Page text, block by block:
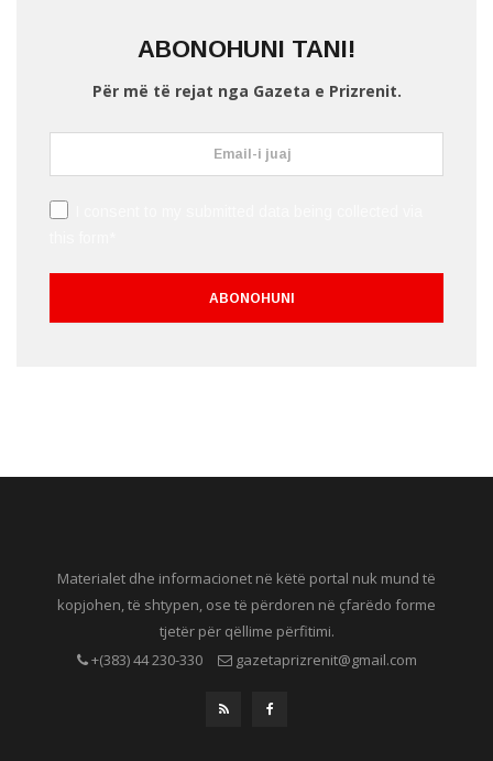
ABONOHUNI TANI!
Për më të rejat nga Gazeta e Prizrenit.
Materialet dhe informacionet në këtë portal nuk mund të
kopjohen, të shtypen, ose të përdoren në çfarëdo forme
tjetër për qëllime përfitimi.
+(383) 44 230-330
gazetaprizrenit@gmail.com